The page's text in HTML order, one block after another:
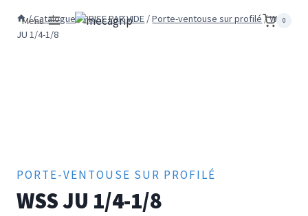
Menu 0
/Catalogue/PRISE PAR VIDE /Porte-ventouse sur profilé /WSS
JU 1/4-1/8
PORTE-VENTOUSE SUR PROFILÉ
WSS JU 1/4-1/8